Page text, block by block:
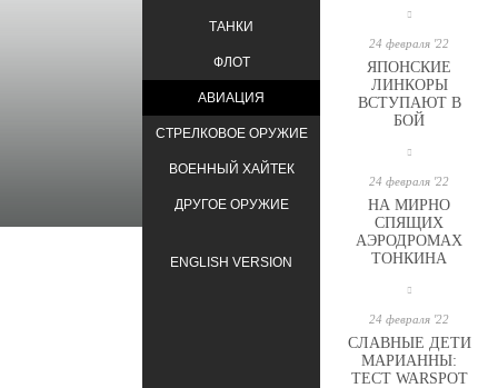
ТАНКИ
ФЛОТ
АВИАЦИЯ
СТРЕЛКОВОЕ ОРУЖИЕ
ВОЕННЫЙ ХАЙТЕК
ДРУГОЕ ОРУЖИЕ
ENGLISH VERSION
24 февраля '22
ЯПОНСКИЕ
ЛИНКОРЫ
ВСТУПАЮТ В
БОЙ
24 февраля '22
НА МИРНО
СПЯЩИХ
АЭРОДРОМАХ
ТОНКИНА
24 февраля '22
СЛАВНЫЕ ДЕТИ
МАРИАННЫ:
ТЕСТ WARSPOT